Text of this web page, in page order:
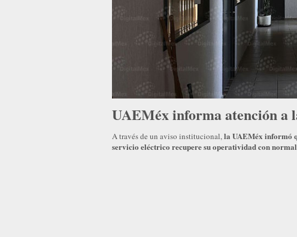
UAEMéx informa atención a
A través de un aviso institucional,la UAEMéx informó
servicio eléctrico recupere su operatividad con